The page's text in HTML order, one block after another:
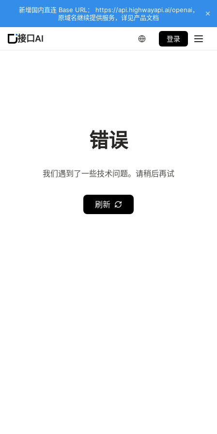
新增国内直连 Base URL： https://api.highwayapi.ai/openai，
原域名继续提供服务，详见产品文档
接口AI 登录
错误
我们遇到了一些技术问题。请稍后再试
刷新